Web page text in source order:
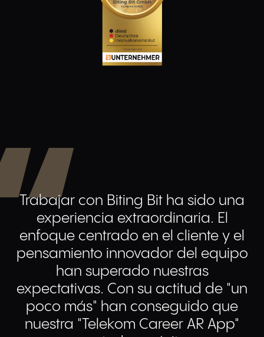
Trabajar con Biting Bit ha sido una
experiencia extraordinaria. El
enfoque centrado en el cliente y el
pensamiento innovador del equipo
han superado nuestras
expectativas. Con su actitud de "un
poco más" han conseguido que
nuestra "Telekom Career AR App"